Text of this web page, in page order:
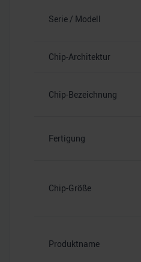
Serie / Modell
Chip-Architektur
Chip-Bezeichnung
Fertigung
Chip-Größe
Produktname